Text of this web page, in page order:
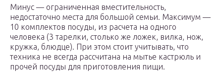
Минус — ограниченная вместительность,
недостаточно места для большой семьи. Максимум —
10 комплектов посуды, из расчета на одного
человека (3 тарелки, столько же ложек, вилка, нож,
кружка, блюдце). При этом стоит учитывать, что
техника не всегда рассчитана на мытье кастрюль и
прочей посуды для приготовления пищи.